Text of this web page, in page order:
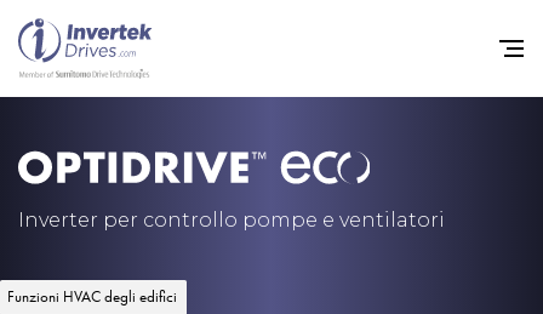
Inverter per controllo pompe e ventilatori
Funzioni HVAC degli edifici
Home
Convertitori di Frequenza -